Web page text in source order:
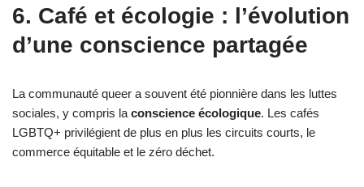
6. Café et écologie : l’évolution
d’une conscience partagée
La communauté queer a souvent été pionnière dans les luttes
sociales, y compris la conscience écologique. Les cafés
LGBTQ+ privilégient de plus en plus les circuits courts, le
commerce équitable et le zéro déchet.